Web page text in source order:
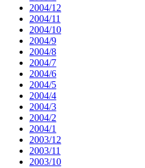
2004/12
2004/11
2004/10
2004/9
2004/8
2004/7
2004/6
2004/5
2004/4
2004/3
2004/2
2004/1
2003/12
2003/11
2003/10